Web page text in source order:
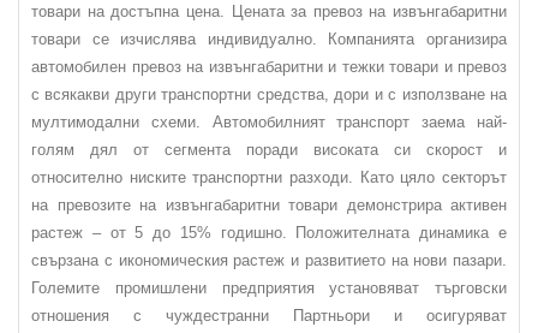
товари на достъпна цена. Цената за превоз на извънгабаритни
товари се изчислява индивидуално. Компанията организира
автомобилен превоз на извънгабаритни и тежки товари и превоз
с всякакви други транспортни средства, дори и с използване на
мултимодални схеми. Автомобилният транспорт заема най-
голям дял от сегмента поради високата си скорост и
относително ниските транспортни разходи. Като цяло секторът
на превозите на извънгабаритни товари демонстрира активен
растеж – от 5 до 15% годишно. Положителната динамика е
свързана с икономическия растеж и развитието на нови пазари.
Големите промишлени предприятия установяват търговски
отношения с чуждестранни Партньори и осигуряват